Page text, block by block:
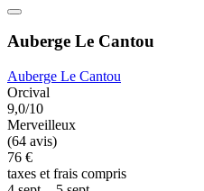
Auberge Le Cantou
Auberge Le Cantou
Orcival
9,0/10
Merveilleux
(64 avis)
76 €
taxes et frais compris